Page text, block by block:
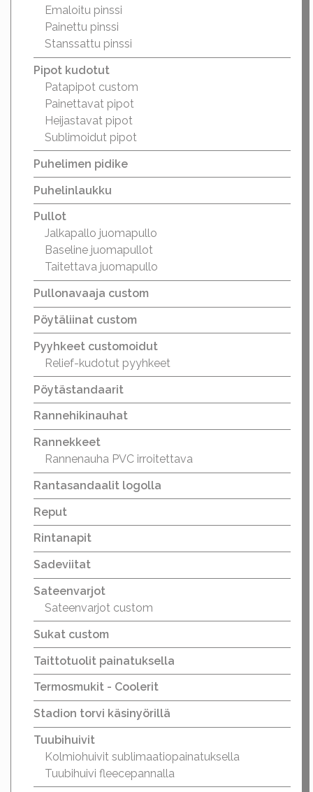
Emaloitu pinssi
Painettu pinssi
Stanssattu pinssi
Pipot kudotut
Patapipot custom
Painettavat pipot
Heijastavat pipot
Sublimoidut pipot
Puhelimen pidike
Puhelinlaukku
Pullot
Jalkapallo juomapullo
Baseline juomapullot
Taitettava juomapullo
Pullonavaaja custom
Pöytäliinat custom
Pyyhkeet customoidut
Relief-kudotut pyyhkeet
Pöytästandaarit
Rannehikinauhat
Rannekkeet
Rannenauha PVC irroitettava
Rantasandaalit logolla
Reput
Rintanapit
Sadeviitat
Sateenvarjot
Sateenvarjot custom
Sukat custom
Taittotuolit painatuksella
Termosmukit - Coolerit
Stadion torvi käsinyörillä
Tuubihuivit
Kolmiohuivit sublimaatiopainatuksella
Tuubihuivi fleecepannalla